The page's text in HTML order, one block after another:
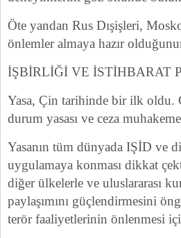
Öte yandan Rus Dışişleri,
önlemler almaya hazır
İŞBİRLİĞİ VE İSTİHBARAT
Yasa, Çin tarihinde bir ilk oldu.
durum yasası ve ceza
Yasanın tüm dünyada IŞİD ve
uygulamaya konması dikkat
diğer ülkelerle ve uluslararası
paylaşımını güçlendirmesini
terör faaliyetlerinin önlenmesi